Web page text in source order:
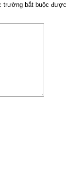
trường bắt buộc được